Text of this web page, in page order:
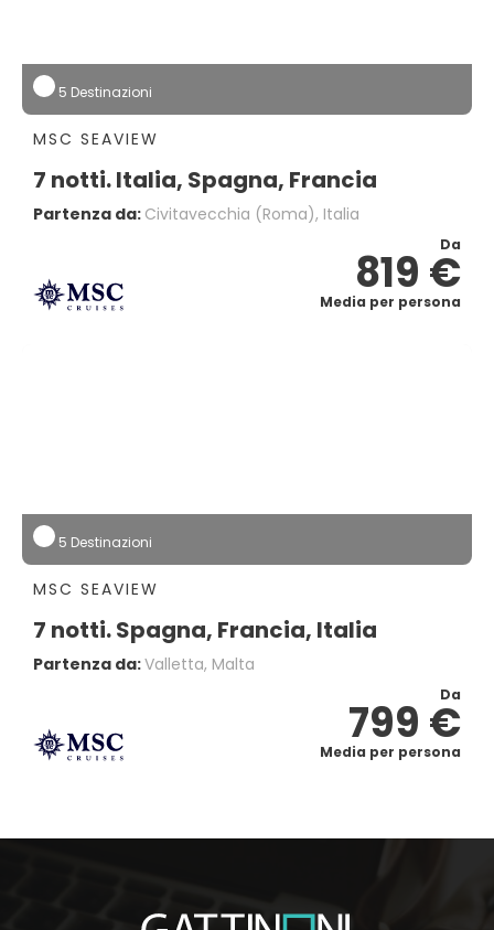
5 Destinazioni
MSC SEAVIEW
7 notti. Italia, Spagna, Francia
Partenza da: Civitavecchia (Roma), Italia
Da
819 €
Media per persona
5 Destinazioni
MSC SEAVIEW
7 notti. Spagna, Francia, Italia
Partenza da:Valletta, Malta
Da
799 €
Media per persona